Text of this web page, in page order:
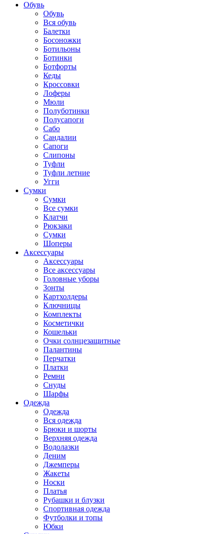
Обувь
Обувь
Вся обувь
Балетки
Босоножки
Ботильоны
Ботинки
Ботфорты
Кеды
Кроссовки
Лоферы
Мюли
Полуботинки
Полусапоги
Сабо
Сандалии
Сапоги
Слипоны
Туфли
Туфли летние
Угги
Сумки
Сумки
Все сумки
Клатчи
Рюкзаки
Сумки
Шоперы
Аксессуары
Аксессуары
Все аксессуары
Головные уборы
Зонты
Картхолдеры
Ключницы
Комплекты
Косметички
Кошельки
Очки солнцезащитные
Палантины
Перчатки
Платки
Ремни
Снуды
Шарфы
Одежда
Одежда
Вся одежда
Брюки и шорты
Верхняя одежда
Водолазки
Деним
Джемперы
Жакеты
Носки
Платья
Рубашки и блузки
Спортивная одежда
Футболки и топы
Юбки